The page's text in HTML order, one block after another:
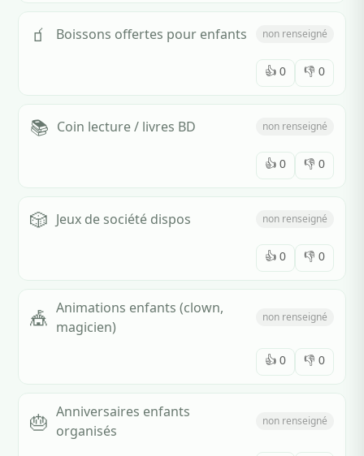
🧃 Boissons offertes pour enfants non renseigné
👍 0 👎 0
📚 Coin lecture / livres BD non renseigné
👍 0 👎 0
🎲 Jeux de société dispos non renseigné
👍 0 👎 0
🎪 Animations enfants (clown,
magicien)
non renseigné
👍 0 👎 0
🎂 Anniversaires enfants
organisés
non renseigné